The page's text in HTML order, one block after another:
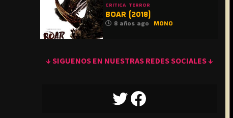
CRITICA TERROR
BOAR (2018)
8 años ago MONO
↓ SIGUENOS EN NUESTRAS REDES SOCIALES ↓
TWITTERFACEBOOK